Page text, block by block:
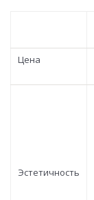
Цена
Эстетичность